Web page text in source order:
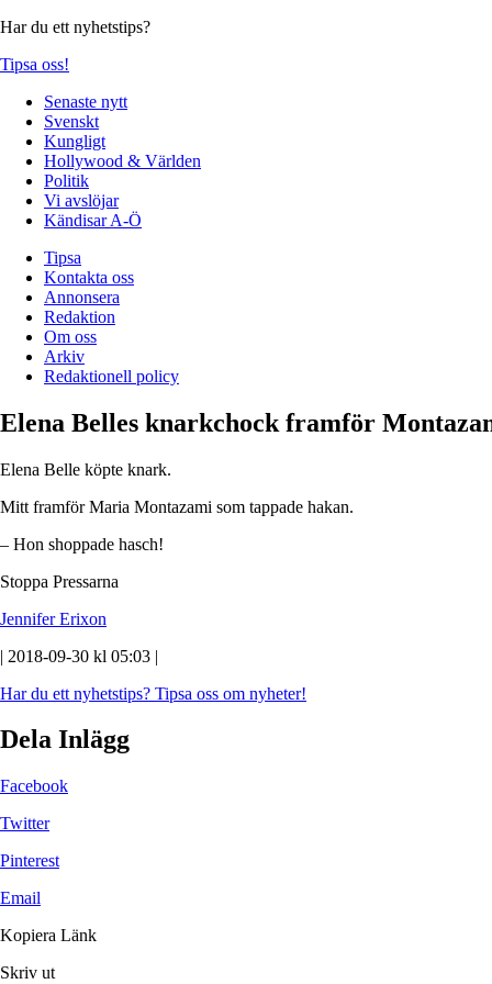
Har du ett nyhetstips?
Tipsa oss!
Senaste nytt
Svenskt
Kungligt
Hollywood & Världen
Politik
Vi avslöjar
Kändisar A-Ö
Tipsa
Kontakta oss
Annonsera
Redaktion
Om oss
Arkiv
Redaktionell policy
Elena Belles knarkchock framför
Elena Belle köpte knark.
Mitt framför Maria Montazami som tappade hakan.
– Hon shoppade hasch!
Stoppa Pressarna
Jennifer Erixon
| 2018-09-30 kl 05:03 |
Har du ett nyhetstips? Tipsa oss om nyheter!
Dela Inlägg
Facebook
Twitter
Pinterest
Email
Kopiera Länk
Skriv ut